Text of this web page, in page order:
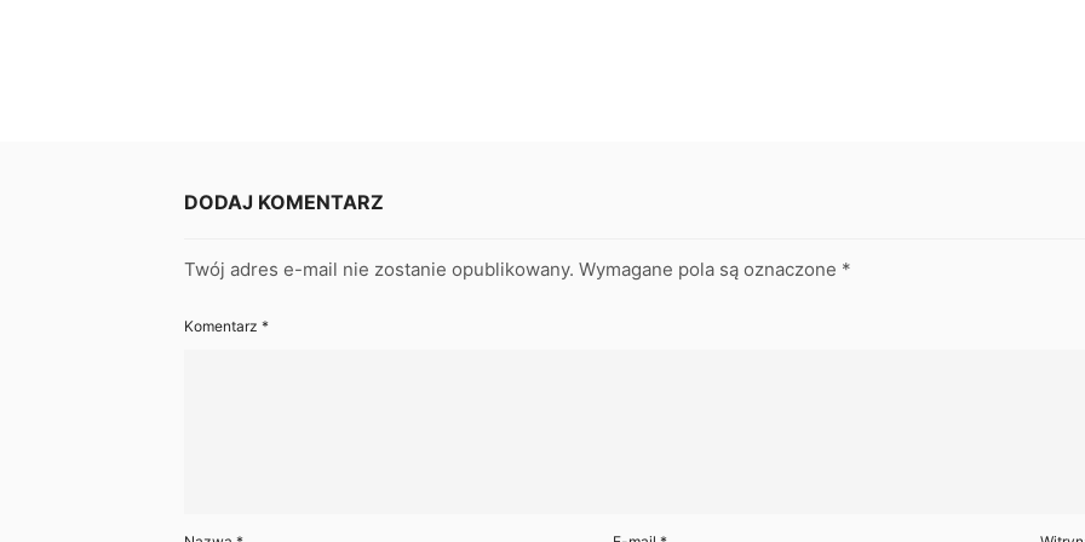
DODAJ KOMENTARZ
Twój adres e-mail nie zostanie opublikowany. Wymagane pola są oznaczone *
Komentarz *